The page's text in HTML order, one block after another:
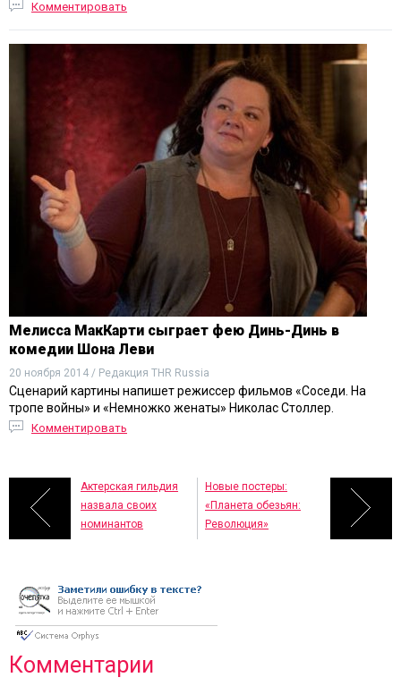
Комментировать
Мелисса МакКарти сыграет фею Динь-Динь в
комедии Шона Леви
20 ноября 2014 / Редакция THR Russia
Сценарий картины напишет режиссер фильмов «Соседи. На
тропе войны» и «Немножко женаты» Николас Столлер.
Комментировать
Актерская гильдия
назвала своих
номинантов
Новые постеры:
«Планета обезьян:
Революция»
Комментарии